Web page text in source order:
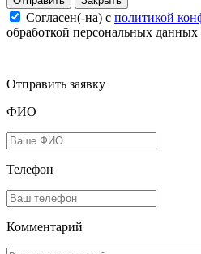
Согласен(-на) c политикой
обработкой персональных данных
Отправить заявку
ФИО
Телефон
Комментарий